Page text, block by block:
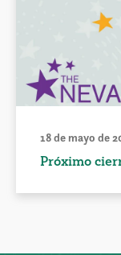
18 de mayo de
Próximo